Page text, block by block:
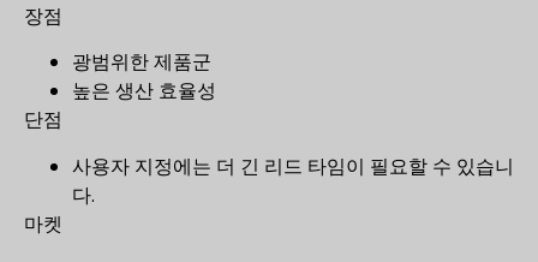
장점
광범위한 제품군
높은 생산 효율성
단점
사용자 지정에는 더 긴 리드 타임이 필요할 수 있습니
다.
마켓